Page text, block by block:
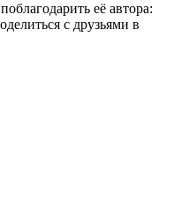
её автора:
с друзьями в